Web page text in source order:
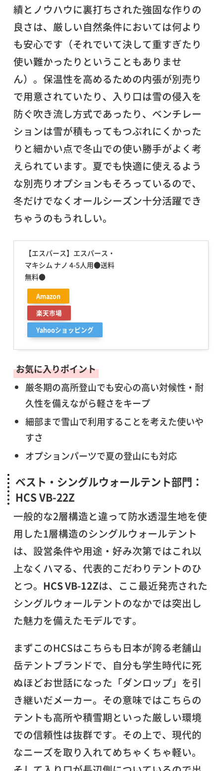
績とノウハウに裏打ちされた強固な作りの
良さは、厳しい自然条件においては何より
も安心です（それでいて決して重すぎたり
使い難かったりということもありませ
ん）。保温性を高めるための内張が別売り
で用意されていたり、入り口は雪の侵入を
防ぐ吹き流し方式であったり、ベンチレー
ションは雪が積もってもつぶれにくかった
りと細かい点で冬山での使い勝手がよく考
えられています。夏でも快適に使えるよう
な別売りオプションもそろっているので、
冬だけでなくオールシーズン十分活躍でき
ちゃうのもうれしい。
【エスパース】エスパース・
マキシム ナノ 4-5人用●送料
無料●
Amazon
楽天市場
Yahooショッピング
お気に入りポイント
厳冬期の高所登山でも安心の高い対候性・耐
久性を備えながら軽さをキープ
細部まで雪山で利用することを考えた使いや
すさ
オプションパーツで夏の登山にも対応
ベスト・シングルウォールテント部門：
HCS VB-22Z
一般的な2層構造と違って防水透湿生地を使
用した1層構造のシングルウォールテント
は、設営条件や用途・好み次第ではこれ以
上なくハマる、代表的こだわりテントのひ
とつ。 HCS VB-12Zは、ここ最近発売された
シングルウォールテントのなかでは突出し
た魅力を備えたモデルです。
まずこのHCSはこちらも日本が誇る老舗山
岳テントブランドで、自分も学生時代に死
ぬほどお世話になった「ダンロップ」を引
き継いだメーカー。その意味ではこちらの
テントも高所や積雪期といった厳しい環境
での信頼性は抜群です。その上で、現代的
なニーズを取り入れてめちゃくちゃ軽い。